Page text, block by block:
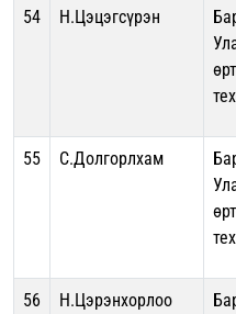
54 Н.Цэцэгсүрэн
55 С.Долгорлхам
56 Н.Цэрэнхорлоо